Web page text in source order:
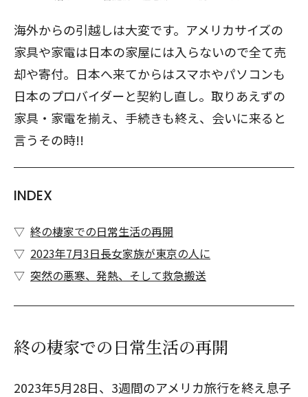
海外からの引越しは大変です。アメリカサイズの
家具や家電は日本の家屋には入らないので全て売
却や寄付。日本へ来てからはスマホやパソコンも
日本のプロバイダーと契約し直し。取りあえずの
家具・家電を揃え、手続きも終え、会いに来ると
言うその時!!
INDEX
終の棲家での日常生活の再開
2023年7月3日長女家族が東京の人に
突然の悪寒、発熱、そして救急搬送
終の棲家での日常生活の再開
2023年5月28日、3週間のアメリカ旅行を終え息子